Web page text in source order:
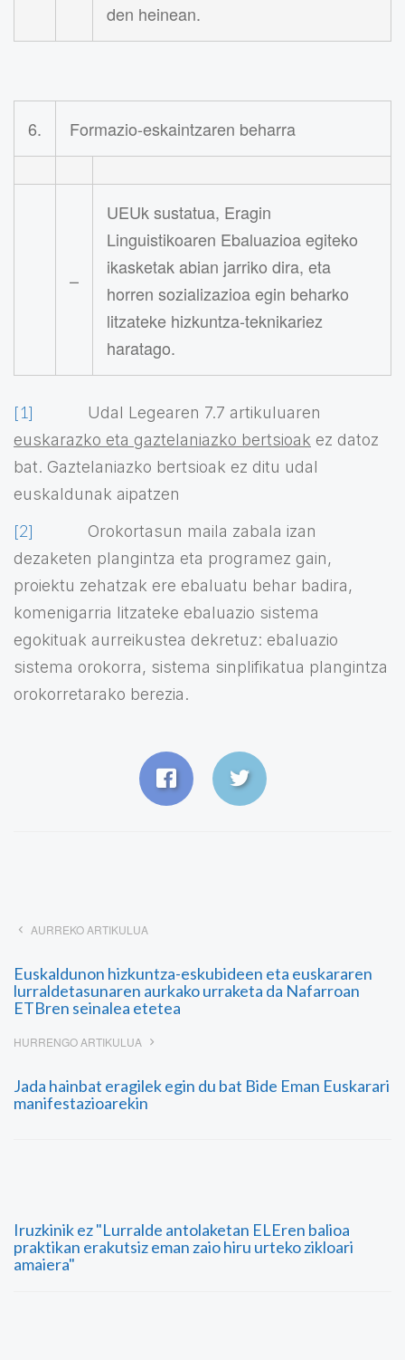
den heinean.
6. Formazio-eskaintzaren beharra
–
UEUk sustatua, Eragin
Linguistikoaren Ebaluazioa egiteko
ikasketak abian jarriko dira, eta
horren sozializazioa egin beharko
litzateke hizkuntza-teknikariez
haratago.
[1] Udal Legearen 7.7 artikuluaren
euskarazko eta gaztelaniazko bertsioak ez datoz
bat. Gaztelaniazko bertsioak ez ditu udal
euskaldunak aipatzen
[2] Orokortasun maila zabala izan
dezaketen plangintza eta programez gain,
proiektu zehatzak ere ebaluatu behar badira,
komenigarria litzateke ebaluazio sistema
egokituak aurreikustea dekretuz: ebaluazio
sistema orokorra, sistema sinplifikatua plangintza
orokorretarako berezia.
AURREKO ARTIKULUA
Euskaldunon hizkuntza-eskubideen eta euskararen
lurraldetasunaren aurkako urraketa da Nafarroan
ETBren seinalea etetea
HURRENGO ARTIKULUA
Jada hainbat eragilek egin du bat Bide Eman Euskarari
manifestazioarekin
Iruzkinik ez "Lurralde antolaketan ELEren balioa
praktikan erakutsiz eman zaio hiru urteko zikloari
amaiera"